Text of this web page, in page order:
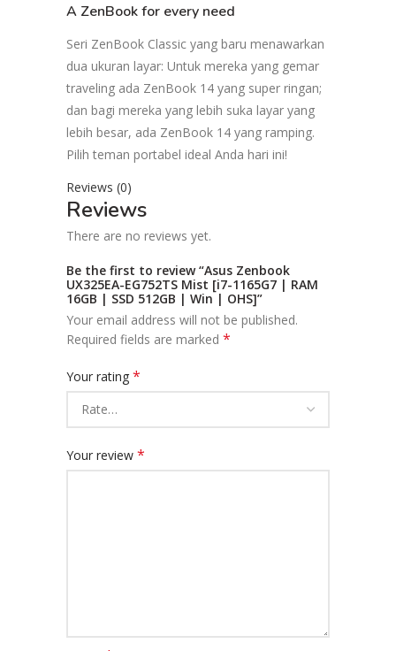
A ZenBook for every need
Seri ZenBook Classic yang baru menawarkan
dua ukuran layar: Untuk mereka yang gemar
traveling ada ZenBook 14 yang super ringan;
dan bagi mereka yang lebih suka layar yang
lebih besar, ada ZenBook 14 yang ramping.
Pilih teman portabel ideal Anda hari ini!
Reviews (0)
Reviews
There are no reviews yet.
Be the first to review “Asus Zenbook
UX325EA-EG752TS Mist [i7-1165G7 | RAM
16GB | SSD 512GB | Win | OHS]”
Your email address will not be published.
Required fields are marked *
Your rating *
Your review *